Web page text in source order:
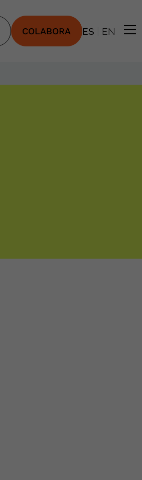
COLABORA ES EN